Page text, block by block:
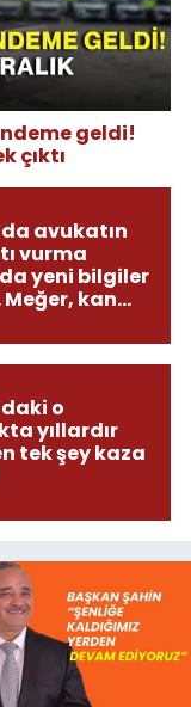
geldi!
çıktı
avukatın
vurma
yeni bilgiler
Meğer, kan
o
yıllardır
tek şey kaza